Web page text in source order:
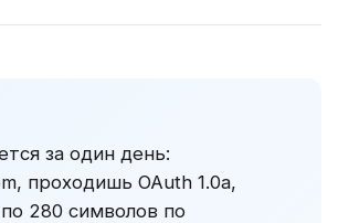
за один день:
проходишь OAuth 1.0a,
280 символов по